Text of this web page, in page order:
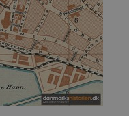
Corporation
Session